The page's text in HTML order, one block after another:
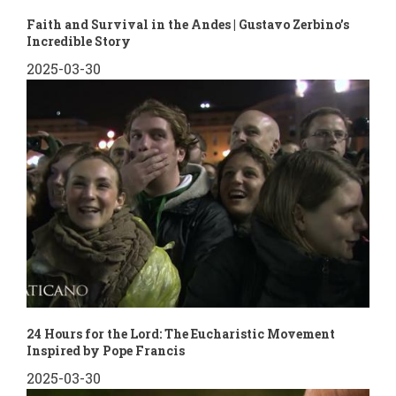
Faith and Survival in the Andes | Gustavo Zerbino’s
Incredible Story
2025-03-30
24 Hours for the Lord: The Eucharistic Movement
Inspired by Pope Francis
2025-03-30